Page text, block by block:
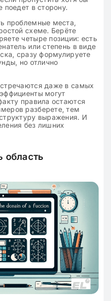
поедет в сторону.
проблемные места,
схеме. Берёте
четыре позиции: есть
или степень в виде
сразу формулируете
но отлично
даже в самых
могут
правила остаются
разберете, тем
выражения. И
без лишних
область